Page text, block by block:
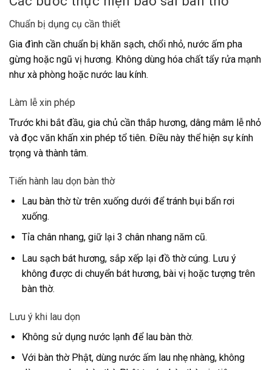
Chuẩn bị dụng cụ cần thiết
Gia đình cần chuẩn bị khăn sạch, chổi nhỏ, nước ấm pha
gừng hoặc ngũ vị hương. Không dùng hóa chất tẩy rửa mạnh
như xà phòng hoặc nước lau kính.
Làm lễ xin phép
Trước khi bắt đầu, gia chủ cần thắp hương, dâng mâm lễ nhỏ
và đọc văn khấn xin phép tổ tiên. Điều này thể hiện sự kính
trọng và thành tâm.
Tiến hành lau dọn bàn thờ
Lau bàn thờ từ trên xuống dưới để tránh bụi bẩn rơi
xuống.
Tỉa chân nhang, giữ lại 3 chân nhang năm cũ.
Lau sạch bát hương, sắp xếp lại đồ thờ cúng. Lưu ý
không được di chuyển bát hương, bài vị hoặc tượng trên
bàn thờ.
Lưu ý khi lau dọn
Không sử dụng nước lạnh để lau bàn thờ.
Với bàn thờ Phật, dùng nước ấm lau nhẹ nhàng, không